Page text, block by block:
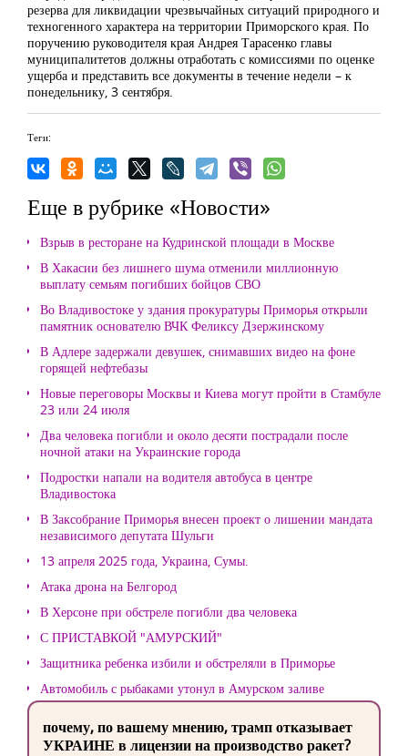
резерва для ликвидации чрезвычайных ситуаций природного и
техногенного характера на территории Приморского края. По
поручению руководителя края Андрея Тарасенко главы
муниципалитетов должны отработать с комиссиями по оценке
ущерба и представить все документы в течение недели – к
понедельнику, 3 сентября.
Теги:
Еще в рубрике «Новости»
Взрыв в ресторане на Кудринской площади в Москве
В Хакасии без лишнего шума отменили миллионную
выплату семьям погибших бойцов СВО
Во Владивостоке у здания прокуратуры Приморья открыли
памятник основателю ВЧК Феликсу Дзержинскому
В Адлере задержали девушек, снимавших видео на фоне
горящей нефтебазы
Новые переговоры Москвы и Киева могут пройти в Стамбуле
23 или 24 июля
Два человека погибли и около десяти пострадали после
ночной атаки на Украинские города
Подростки напали на водителя автобуса в центре
Владивостока
В Заксобрание Приморья внесен проект о лишении мандата
независимого депутата Шульги
13 апреля 2025 года, Украина, Сумы.
Атака дрона на Белгород
В Херсоне при обстреле погибли два человека
С ПРИСТАВКОЙ "АМУРСКИЙ"
Защитника ребенка избили и обстреляли в Приморье
Автомобиль с рыбаками утонул в Амурском заливе
почему, по вашему мнению, трамп отказывает
УКРАИНЕ в лицензии на производство ракет?